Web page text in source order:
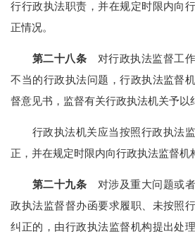
行行政执法职责，并在规定时限内向
正情况。
第二十八条 对行政执法监督工
不当的行政执法问题，行政执法监督
督意见书，监督有关行政执法机关予以
行政执法机关应当按照行政执法
正，并在规定时限内向行政执法监督机
第二十九条 对涉及重大问题或
政执法监督督办函要求履职、未按照
纠正的，由行政执法监督机构提出处